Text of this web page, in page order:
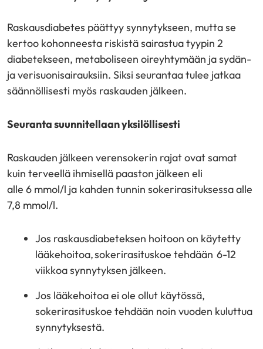
Raskausdiabetes päättyy synnytykseen, mutta se
kertoo kohonneesta riskistä sairastua tyypin 2
diabetekseen, metaboliseen oireyhtymään ja sydän-
ja verisuonisairauksiin. Siksi seurantaa tulee jatkaa
säännöllisesti myös raskauden jälkeen.
Seuranta suunnitellaan yksilöllisesti
Raskauden jälkeen verensokerin rajat ovat samat
kuin terveellä ihmisellä paaston jälkeen eli
alle 6 mmol/l ja kahden tunnin sokerirasituksessa alle
7,8 mmol/l.
Jos raskausdiabeteksen hoitoon on käytetty
lääkehoitoa, sokerirasituskoe tehdään 6-12
viikkoa synnytyksen jälkeen.
Jos lääkehoitoa ei ole ollut käytössä,
sokerirasituskoe tehdään noin vuoden kuluttua
synnytyksestä.